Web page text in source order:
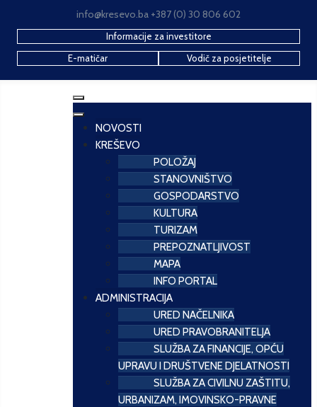
info@kresevo.ba +387 (0) 30 806 602
Informacije za investitore
E-matičar
Vodič za posjetitelje
NOVOSTI
KREŠEVO
POLOŽAJ
STANOVNIŠTVO
GOSPODARSTVO
KULTURA
TURIZAM
PREPOZNATLJIVOST
MAPA
INFO PORTAL
ADMINISTRACIJA
URED NAČELNIKA
URED PRAVOBRANITELJA
SLUŽBA ZA FINANCIJE, OPĆU
UPRAVU I DRUŠTVENE DJELATNOSTI
SLUŽBA ZA CIVILNU ZAŠTITU,
URBANIZAM, IMOVINSKO-PRAVNE